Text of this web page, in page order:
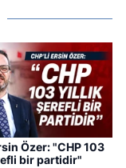
Özer: "CHP 103
bir partidir"